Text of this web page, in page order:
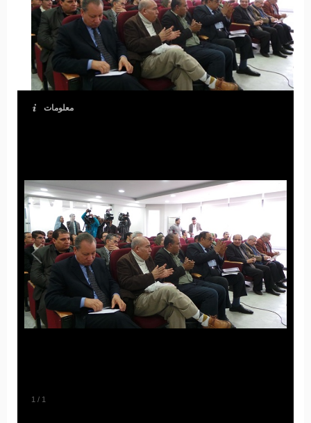
1 / 1
معلومات